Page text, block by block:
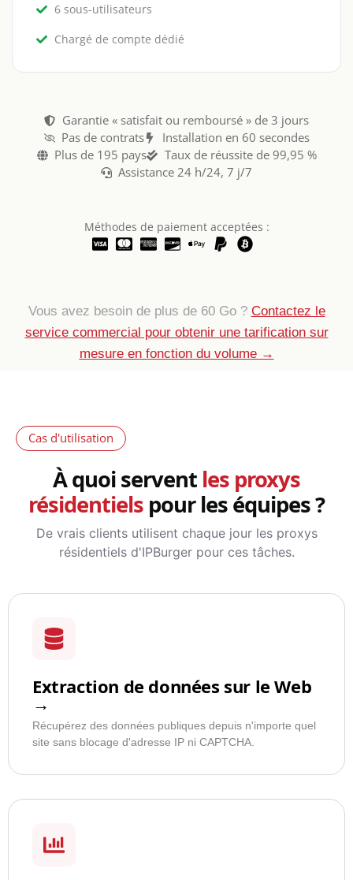
6 sous-utilisateurs
Chargé de compte dédié
Garantie « satisfait ou remboursé » de 3 jours
Pas de contrats
Installation en 60 secondes
Plus de 195 pays
Taux de réussite de 99,95 %
Assistance 24 h/24, 7 j/7
Méthodes de paiement acceptées :
Vous avez besoin de plus de 60 Go ? Contactez le
service commercial pour obtenir une tarification sur
mesure en fonction du volume →
Cas d'utilisation
À quoi servent les proxys
résidentiels pour les équipes ?
De vrais clients utilisent chaque jour les proxys
résidentiels d'IPBurger pour ces tâches.
Extraction de données sur le Web
→
Récupérez des données publiques depuis n'importe quel
site sans blocage d'adresse IP ni CAPTCHA.